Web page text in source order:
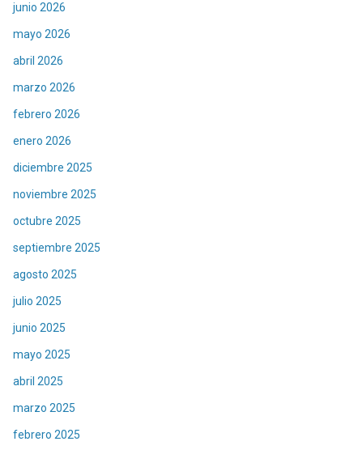
junio 2026
mayo 2026
abril 2026
marzo 2026
febrero 2026
enero 2026
diciembre 2025
noviembre 2025
octubre 2025
septiembre 2025
agosto 2025
julio 2025
junio 2025
mayo 2025
abril 2025
marzo 2025
febrero 2025